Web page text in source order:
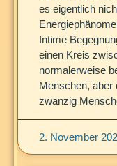
es eigentlich
Intime
einen Kreis
normalerweise
Menschen, aber
zwanzig
2. November